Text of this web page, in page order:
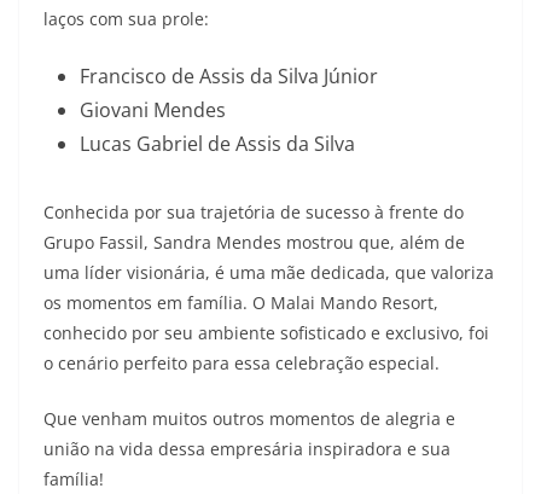
laços com sua prole:
Francisco de Assis da Silva Júnior
Giovani Mendes
Lucas Gabriel de Assis da Silva
Conhecida por sua trajetória de sucesso à frente do
Grupo Fassil, Sandra Mendes mostrou que, além de
uma líder visionária, é uma mãe dedicada, que valoriza
os momentos em família. O Malai Mando Resort,
conhecido por seu ambiente sofisticado e exclusivo, foi
o cenário perfeito para essa celebração especial.
Que venham muitos outros momentos de alegria e
união na vida dessa empresária inspiradora e sua
família!